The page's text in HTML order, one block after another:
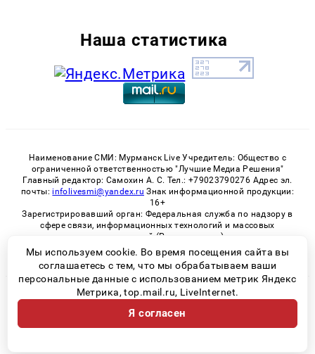
Наша статистика
Наименование СМИ: Мурманск Live Учредитель: Общество с
ограниченной ответственностью "Лучшие Медиа Решения"
Главный редактор: Самохин А. С. Тел.: +79023790276 Адрес эл.
почты: infolivesmi@yandex.ru Знак информационной продукции:
16+
Зарегистрировавший орган: Федеральная служба по надзору в
сфере связи, информационных технологий и массовых
коммуникаций (Роскомнадзор)
Регистрационный номер СМИ ЭЛ № ФС 77 - 82534 от 21.01.2022
© 2026 «Murmansk-live» | Все права защищены
Возрастная категория сайта 16+
Политика конфиденциальности
Мы используем cookie. Во время посещения сайта вы
соглашаетесь с тем, что мы обрабатываем ваши
персональные данные с использованием метрик Яндекс
Метрика, top.mail.ru, LiveInternet.
Я согласен